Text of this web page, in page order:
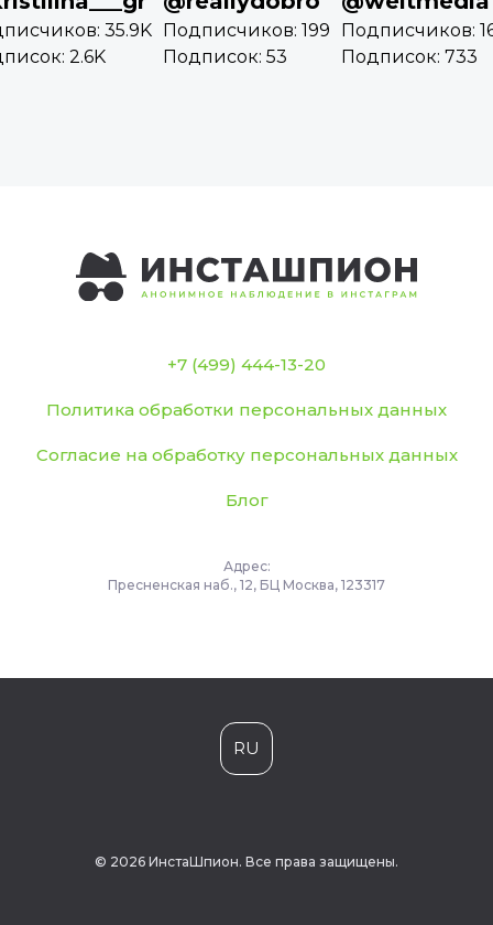
35.9K
2.6K
Подписчиков: 199
Подписок: 53
Подписчиков:
Подписок: 733
+7 (499) 444-13-20
Политика обработки персональных данных
Согласие на обработку персональных данных
Блог
Адрес:
Пресненская наб., 12, БЦ Москва, 123317
RU
© 2026 ИнстаШпион. Все права защищены.